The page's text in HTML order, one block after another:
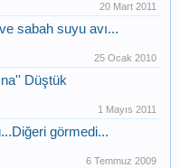
20 Mart 2011
sabah suyu avı...
25 Ocak 2010
Düştük
1 Mayıs 2011
görmedi...
6 Temmuz 2009